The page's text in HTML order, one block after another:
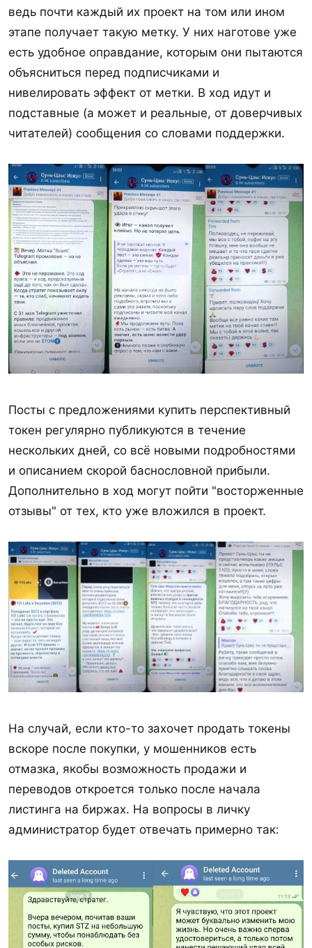
ведь почти каждый их проект на том или ином
этапе получает такую метку. У них наготове уже
есть удобное оправдание, которым они пытаются
объясниться перед подписчиками и
нивелировать эффект от метки. В ход идут и
подставные (а может и реальные, от доверчивых
читателей) сообщения со словами поддержки.
Посты с предложениями купить перспективный
токен регулярно публикуются в течение
нескольких дней, со всё новыми подробностями
и описанием скорой баснословной прибыли.
Дополнительно в ход могут пойти "восторженные
отзывы" от тех, кто уже вложился в проект.
На случай, если кто-то захочет продать токены
вскоре после покупки, у мошенников есть
отмазка, якобы возможность продажи и
переводов откроется только после начала
листинга на биржах. На вопросы в личку
администратор будет отвечать примерно так: